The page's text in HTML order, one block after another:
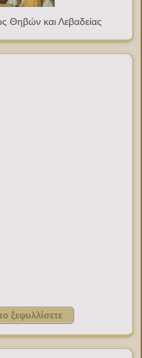
Θηβών και Λεβαδείας
ξεφυλλίσετε